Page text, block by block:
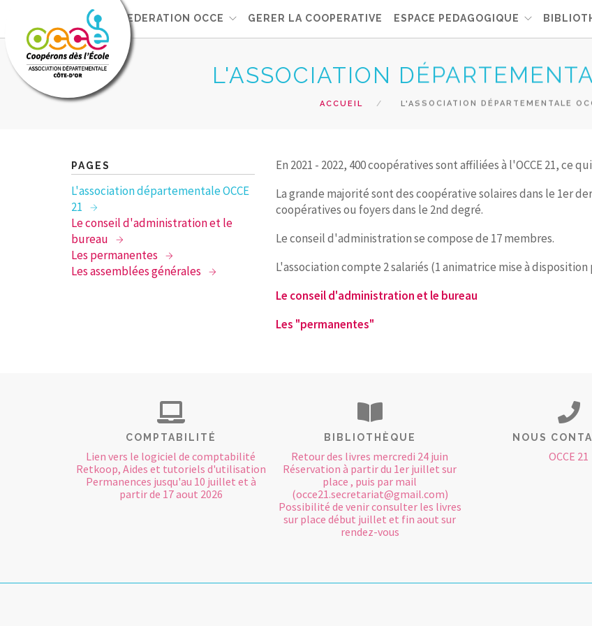
L'OCCE21 FEDERATION OCCE GERER LA COOPERATIVE ESPACE PEDAGOGIQUE
L'ASSOCIATION
ACCUEIL L'ASSOCIATION DÉPARTEMENTALE
PAGES
L'association départementale OCCE
21
Le conseil d'administration et le
bureau
Les permanentes
Les assemblées générales
En 2021 - 2022, 400 coopératives sont affiliées à l'OCCE 21, ce
La grande majorité sont des coopérative solaires dans le 1er
coopératives ou foyers dans le 2nd degré.
Le conseil d'administration se compose de 17 membres.
L'association compte 2 salariés (1 animatrice mise à
Le conseil d'administration et le bureau
Les "permanentes"
COMPTABILITÉ
Lien vers le logiciel de comptabilité
Retkoop, Aides et tutoriels d'utilisation
Permanences jusqu'au 10 juillet et à
partir de 17 aout 2026
BIBLIOTHÈQUE
Retour des livres mercredi 24 juin
Réservation à partir du 1er juillet sur
place , puis par mail
(occe21.secretariat@gmail.com)
Possibilité de venir consulter les livres
sur place début juillet et fin aout sur
rendez-vous
NOUS
OCCE 21